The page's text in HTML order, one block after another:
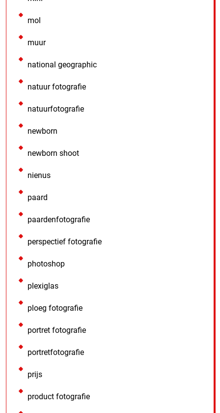
mol
muur
national geographic
natuur fotografie
natuurfotografie
newborn
newborn shoot
nienus
paard
paardenfotografie
perspectief fotografie
photoshop
plexiglas
ploeg fotografie
portret fotografie
portretfotografie
prijs
product fotografie